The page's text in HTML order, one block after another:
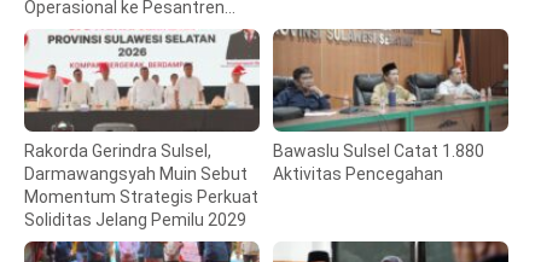
Operasional ke Pesantren
Hidayatullah
Rakorda Gerindra Sulsel,
Darmawangsyah Muin Sebut
Momentum Strategis Perkuat
Soliditas Jelang Pemilu 2029
Bawaslu Sulsel Catat 1.880
Aktivitas Pencegahan